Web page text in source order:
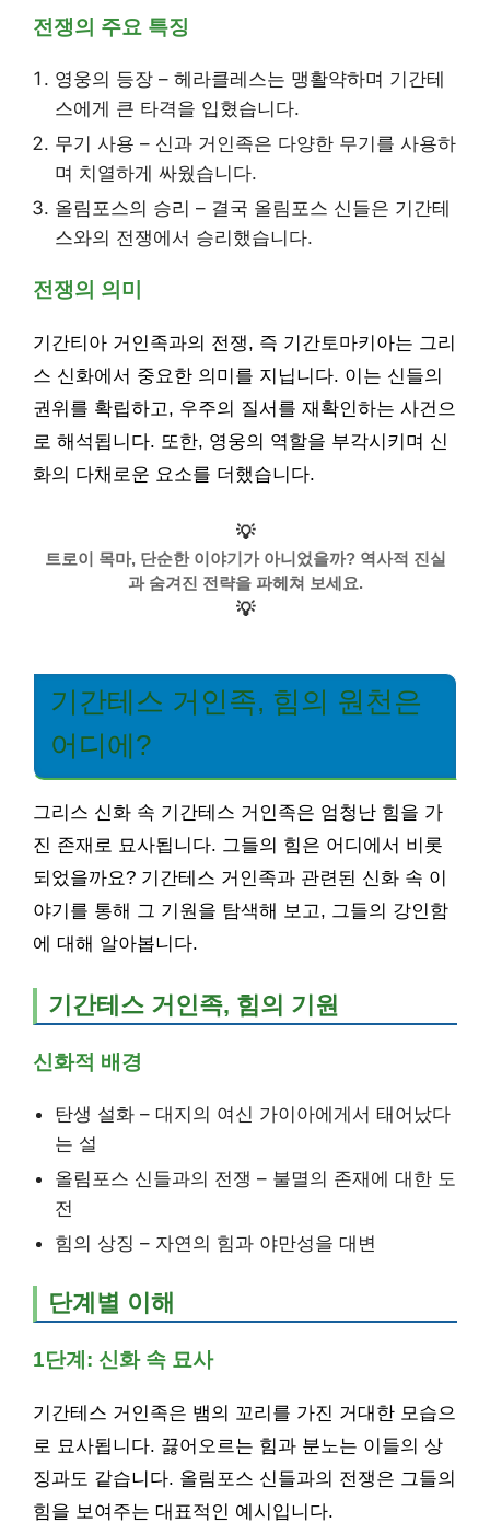
전쟁의 주요 특징
영웅의 등장 – 헤라클레스는 맹활약하며 기간테
스에게 큰 타격을 입혔습니다.
무기 사용 – 신과 거인족은 다양한 무기를 사용하
며 치열하게 싸웠습니다.
올림포스의 승리 – 결국 올림포스 신들은 기간테
스와의 전쟁에서 승리했습니다.
전쟁의 의미
기간티아 거인족과의 전쟁, 즉 기간토마키아는 그리
스 신화에서 중요한 의미를 지닙니다. 이는 신들의
권위를 확립하고, 우주의 질서를 재확인하는 사건으
로 해석됩니다. 또한, 영웅의 역할을 부각시키며 신
화의 다채로운 요소를 더했습니다.
💡
트로이 목마, 단순한 이야기가 아니었을까? 역사적 진실
과 숨겨진 전략을 파헤쳐 보세요.
💡
기간테스 거인족, 힘의 원천은
어디에?
그리스 신화 속 기간테스 거인족은 엄청난 힘을 가
진 존재로 묘사됩니다. 그들의 힘은 어디에서 비롯
되었을까요? 기간테스 거인족과 관련된 신화 속 이
야기를 통해 그 기원을 탐색해 보고, 그들의 강인함
에 대해 알아봅니다.
기간테스 거인족, 힘의 기원
신화적 배경
탄생 설화 – 대지의 여신 가이아에게서 태어났다
는 설
올림포스 신들과의 전쟁 – 불멸의 존재에 대한 도
전
힘의 상징 – 자연의 힘과 야만성을 대변
단계별 이해
1단계: 신화 속 묘사
기간테스 거인족은 뱀의 꼬리를 가진 거대한 모습으
로 묘사됩니다. 끓어오르는 힘과 분노는 이들의 상
징과도 같습니다. 올림포스 신들과의 전쟁은 그들의
힘을 보여주는 대표적인 예시입니다.